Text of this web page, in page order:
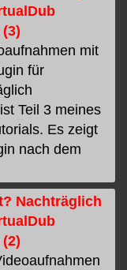
mit
für
Teil 3 meines
Es zeigt
nach dem
Nachträglich